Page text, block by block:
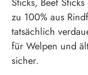
zu 100% aus
tatsächlich
für Welpen und
sicher.